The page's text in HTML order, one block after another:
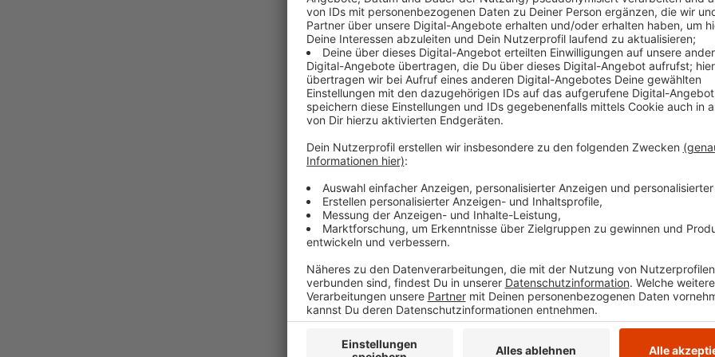
Comedy
3 Ecken, Ein Elfer - Der WM-
Eine WM im Advent - oder anders gesagt: Morgens
Törchen draufmachen. Die WM in Katar ist die
gefühlt nur hin, wer unbedingt hinfahren muss.
gucken sich das Ganze mit uns aus der Ferne an
Sie trägt den Namen "Drei Ecken, ein Elfer". Jogi
Kahn und viele mehr geben täglich ihren Senf zur WM.